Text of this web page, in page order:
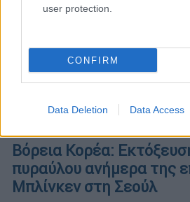
user protection.
CONFIRM
Data Deletion Data Access
Κόσμος|06.01.2025 07:25
Βόρεια Κορέα:
πυραύλου ανήμερα της
Μπλίνκεν στη Σεούλ